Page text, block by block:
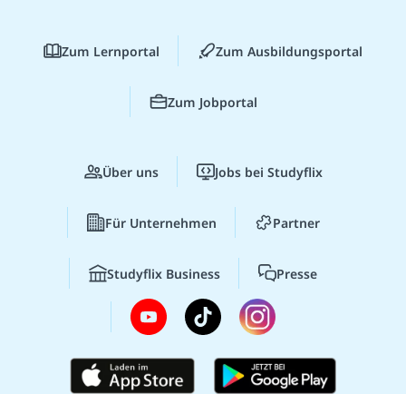
Zum Lernportal Zum Ausbildungsportal
Zum Jobportal
Über uns Jobs bei Studyflix
Für Unternehmen Partner
Studyflix Business Presse